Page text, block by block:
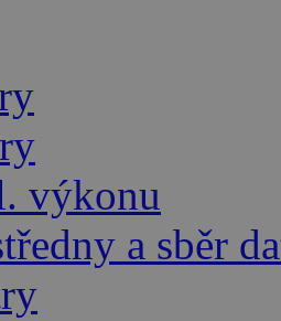
výkonu
a sběr